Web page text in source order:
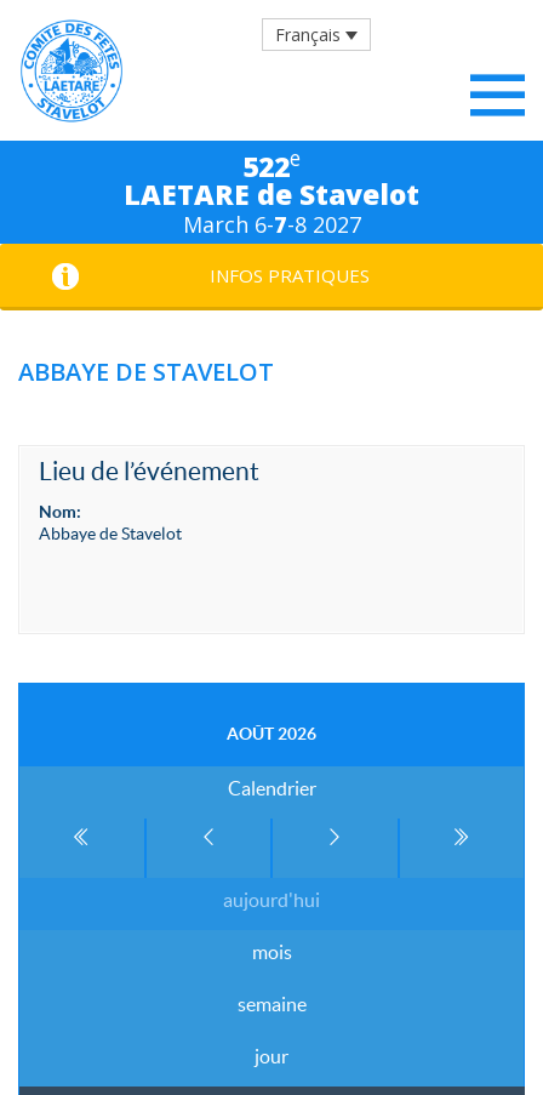
Français
522e
LAETARE de Stavelot
March 6-7-8 2027
INFOS PRATIQUES
ABBAYE DE STAVELOT
Lieu de l’événement
Nom:
Abbaye de Stavelot
AOÛT 2026
Calendrier
aujourd'hui
mois
semaine
jour